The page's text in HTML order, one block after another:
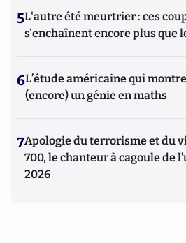
5L'autre été meurtrier : ces
s'enchaînent encore plus que
6L’étude américaine qui montre
(encore) un génie en maths
7Apologie du terrorisme et du
700, le chanteur à cagoule de
2026